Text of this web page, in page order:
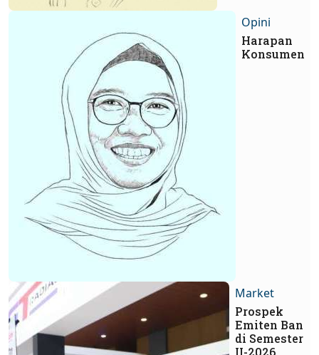
Opini
Harapan
Konsumen
Market
Prospek
Emiten Ban
di Semester
II-2026